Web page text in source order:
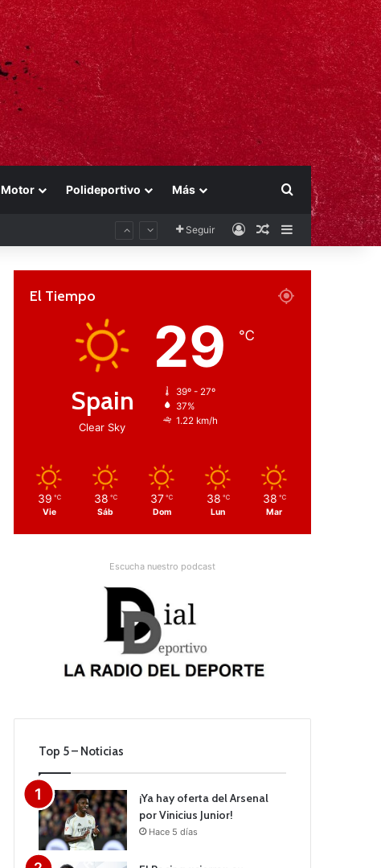
Motor Polideportivo Más Buscar por
Seguir AccesoPublicación al
Barra lateral
El Tiempo
Spain
Clear Sky
29 ℃
39º - 27º
37%
1.22 km/h
39 ℃
Vie
38 ℃
Sáb
37 ℃
Dom
38 ℃
Lun
38 ℃
Mar
Escucha nuestro podcast
Top 5 – Noticias
¡Ya hay oferta del Arsenal
por Vinicius Junior!
Hace 5 días